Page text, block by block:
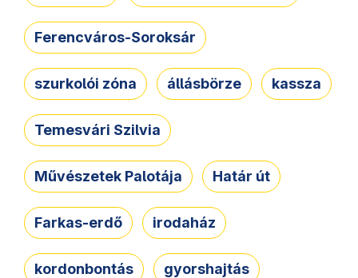
Ferencváros-Soroksár
szurkolói zóna állásbörze kassza
Temesvári Szilvia
Művészetek Palotája Határ út
Farkas-erdő irodaház
kordonbontás gyorshajtás